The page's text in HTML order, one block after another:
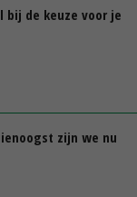
de keuze voor je
zijn we nu